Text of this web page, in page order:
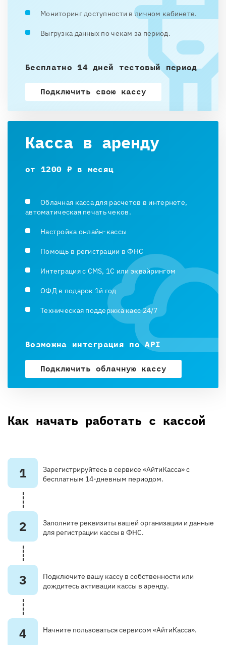
Мониторинг доступности в личном кабинете.
Выгрузка данных по чекам за период.
Бесплатно 14 дней тестовый период
Подключить свою кассу
Касса в аренду
от 1200 ₽ в месяц
Облачная касса для расчетов в интернете,
автоматическая печать чеков.
Настройка онлайн-кассы
Помощь в регистрации в ФНС
Интеграция с CMS, 1С или эквайрингом
ОФД в подарок 1й год
Техническая поддержка касс 24/7
Возможна интеграция по API
Подключить облачную кассу
Как начать работать с кассой
1
Зарегистрируйтесь в сервисе «АйтиКасса» с
бесплатным 14-дневным периодом.
2
Заполните реквизиты вашей организации и данные
для регистрации кассы в ФНС.
3
Подключите вашу кассу в собственности или
дождитесь активации кассы в аренду.
4 Начните пользоваться сервисом «АйтиКасса».